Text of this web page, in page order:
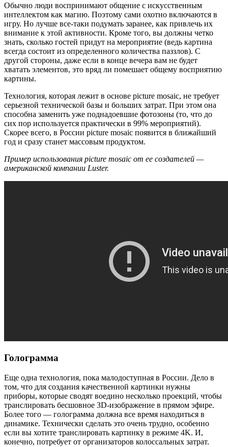
Обычно люди воспринимают общение с искусственным
интеллектом как магию. Поэтому сами охотно включаются в
игру. Но лучше все-таки подумать заранее, как привлечь их
внимание к этой активности. Кроме того, вы должны четко
знать, сколько гостей придут на мероприятие (ведь картина
всегда состоит из определенного количества паззлов). С
другой стороны, даже если в конце вечера вам не будет
хватать элементов, это вряд ли помешает общему восприятию
картины.
Технология, которая лежит в основе picture mosaic, не требует
серьезной технической базы и больших затрат. При этом она
способна заменить уже поднадоевшие фотозоны (то, что до
сих пор используется практически в 99% мероприятий).
Скорее всего, в России picture mosaic появится в ближайший
год и сразу станет массовым продуктом.
Пример использования picture mosaic от ее создателей —
американской компании Luster.
Голограмма
Еще одна технология, пока малодоступная в России. Дело в
том, что для создания качественной картинки нужны
приборы, которые сводят воедино несколько проекций, чтобы
транслировать бесшовное 3D-изображение в прямом эфире.
Более того — голограмма должна все время находиться в
динамике. Технически сделать это очень трудно, особенно
если вы хотите транслировать картинку в режиме 4K. И,
конечно, потребует от организаторов колоссальных затрат.